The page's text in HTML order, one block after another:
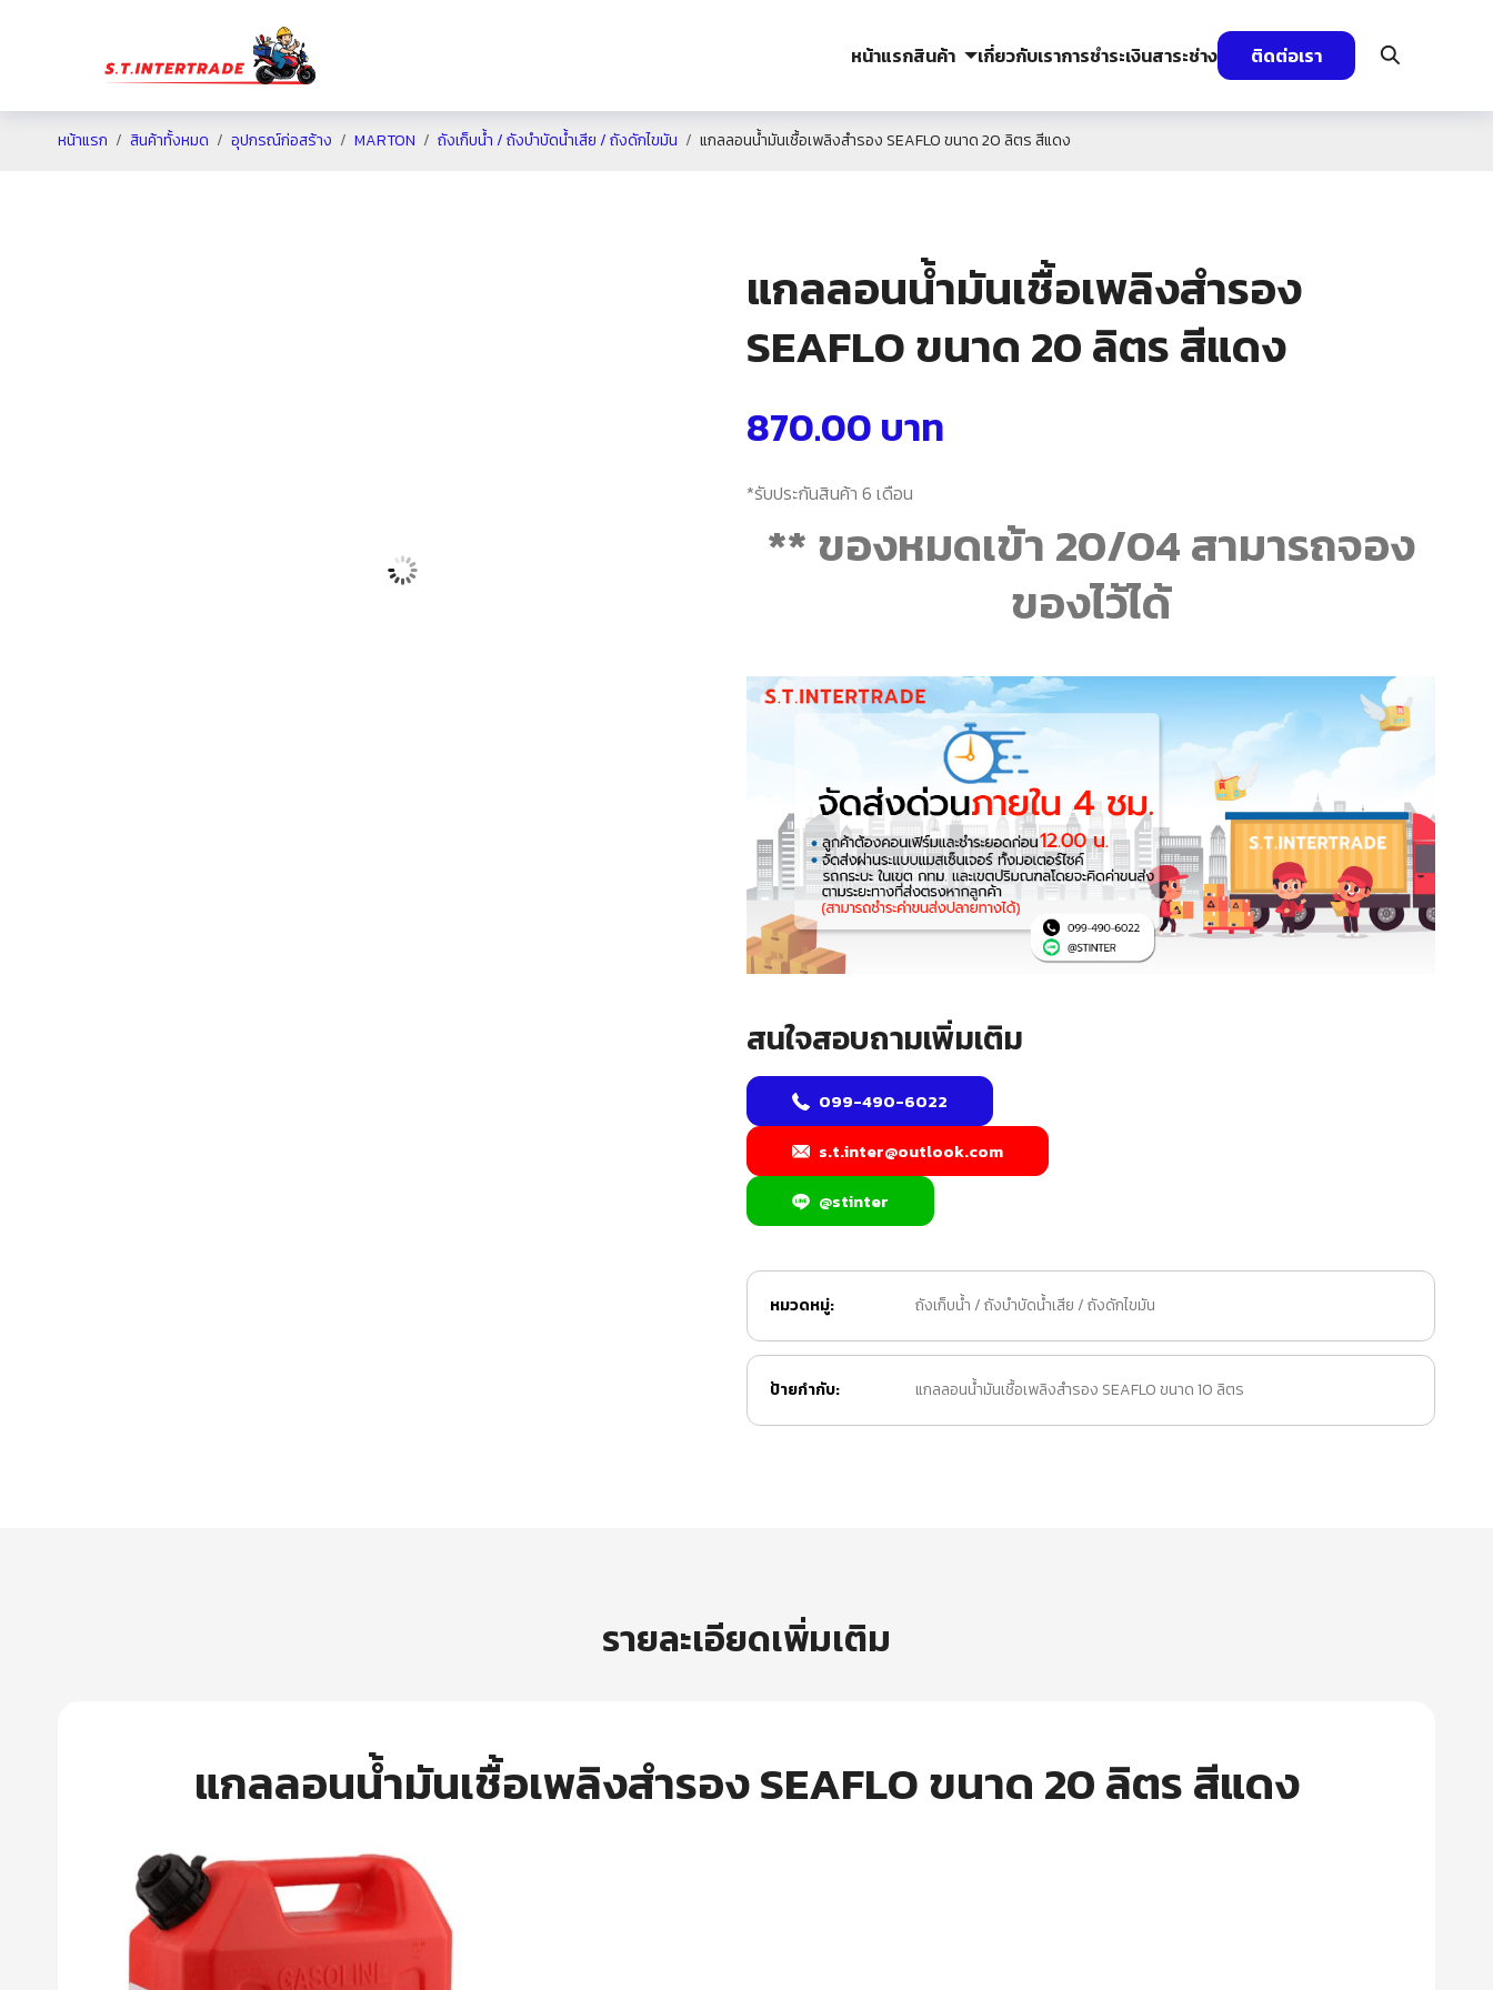
หน้าแรกสินค้า เกี่ยวกับเราการชำระเงินสาระช่าง ติดต่อเรา
หน้าแรก สินค้าทั้งหมด อุปกรณ์ก่อสร้าง MARTON ถังเก็บน้ำ / ถังบำบัดน้ำเสีย / ถังดักไขมัน แกลลอนน้ำมันเชื้อเพลิงสำรอง SEAFLO ขนาด 20 ลิตร สีแดง
แกลลอนน้ำมันเชื้อเพลิงสำรอง
SEAFLO ขนาด 20 ลิตร สีแดง
870.00 บาท
*รับประกันสินค้า 6 เดือน
** ของหมดเข้า 20/04 สามารถจอง
ของไว้ได้
สนใจสอบถามเพิ่มเติม
099-490-6022
s.t.inter@outlook.com
@stinter
หมวดหมู่: ถังเก็บน้ำ / ถังบำบัดน้ำเสีย / ถังดักไขมัน
ป้ายกำกับ: แกลลอนน้ำมันเชื้อเพลิงสำรอง SEAFLO ขนาด 10 ลิตร
รายละเอียดเพิ่มเติม
แกลลอนน้ำมันเชื้อเพลิงสำรอง SEAFLO ขนาด 20 ลิตร สีแดง